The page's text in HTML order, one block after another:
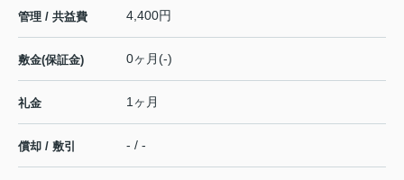
管理 / 共益費 4,400円
敷金(保証金) 0ヶ月(-)
礼金 1ヶ月
償却 / 敷引 - / -